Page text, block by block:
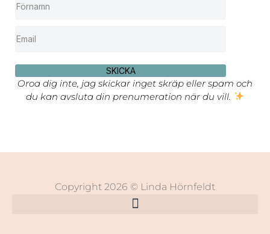
SKICKA
Oroa dig inte, jag skickar inget skräp eller spam och
du kan avsluta din prenumeration när du vill.
Copyright 2026 © Linda Hörnfeldt